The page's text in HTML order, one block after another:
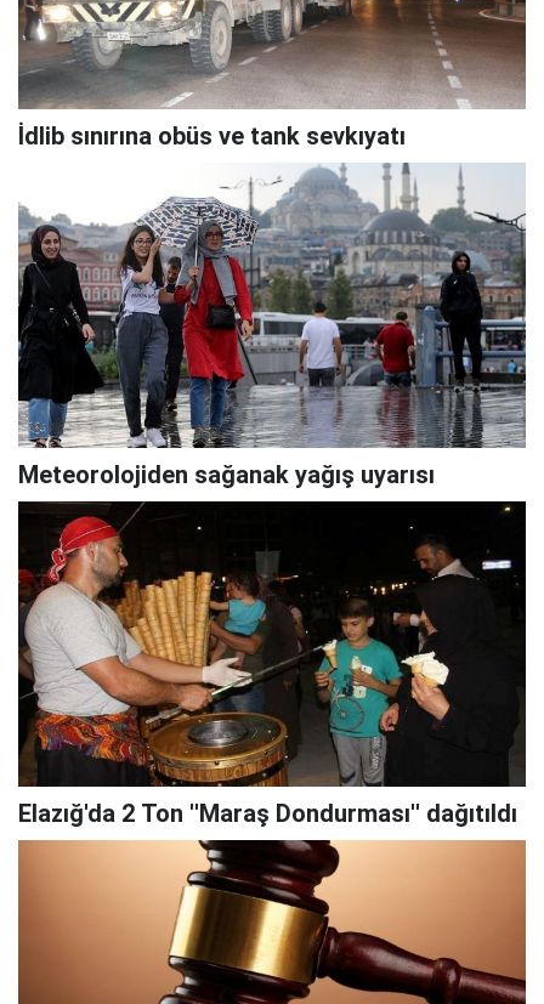
İdlib sınırına obüs ve tank sevkıyatı
Meteorolojiden sağanak yağış uyarısı
Elazığ'da 2 Ton ''Maraş Dondurması'' dağıtıldı